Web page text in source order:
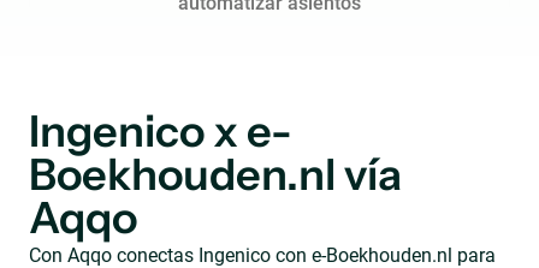
Ingenico x e-
Boekhouden.nl vía
Aqqo
Con Aqqo conectas Ingenico con e-Boekhouden.nl para